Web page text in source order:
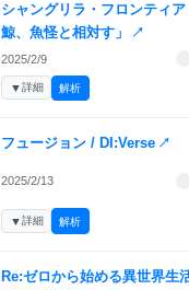
シャングリラ・フロンティ
鯨、魚怪と相対す」
↗
2025/2/9
▼詳細 解析
フュージョン / DI:Verse ↗
2025/2/13
▼詳細 解析
Re:ゼロから始める異世界